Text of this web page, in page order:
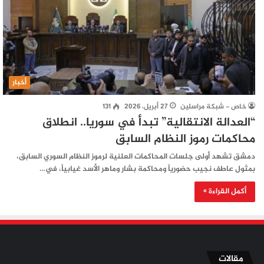
أخبار
خاص - شبكة مراسلين 27 أبريل، 2026 131
“العدالة الانتقالية” تبدأ في سوريا.. انطلاق
محاكمات رموز النظام السابق
دمشق تشهد أولى جلسات المحاكمات العلنية لرموز النظام السوري السابق،
بمثول عاطف نجيب حضورياً ومحاكمة بشار وماهر الأسد غيابياً، في…
أكمل القراءة »
مقالات